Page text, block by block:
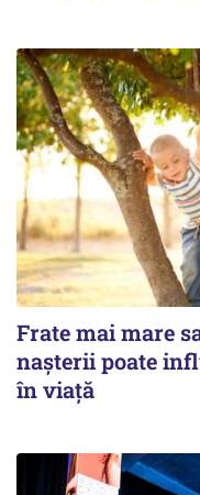
Frate mai mare
nașterii poate
în viață